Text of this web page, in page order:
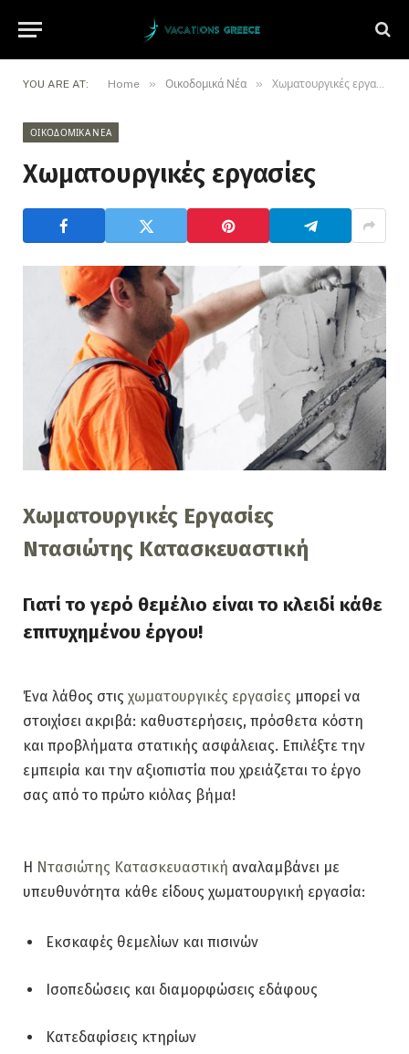
YOU ARE AT: Home » Οικοδομικά Νέα » Χωματουργικές εργασίες
ΟΙΚΟΔΟΜΙΚΆ ΝΈΑ
Χωματουργικές εργασίες
Χωματουργικές Εργασίες
Ντασιώτης Κατασκευαστική
Γιατί το γερό θεμέλιο είναι το κλειδί κάθε
επιτυχημένου έργου!
Ένα λάθος στις χωματουργικές εργασίες μπορεί να
στοιχίσει ακριβά: καθυστερήσεις, πρόσθετα κόστη
και προβλήματα στατικής ασφάλειας. Επιλέξτε την
εμπειρία και την αξιοπιστία που χρειάζεται το έργο
σας από το πρώτο κιόλας βήμα!
Η Ντασιώτης Κατασκευαστική αναλαμβάνει με
υπευθυνότητα κάθε είδους χωματουργική εργασία:
Εκσκαφές θεμελίων και πισινών
Ισοπεδώσεις και διαμορφώσεις εδάφους
Κατεδαφίσεις κτηρίων